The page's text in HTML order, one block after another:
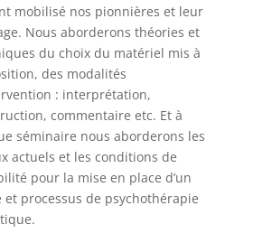
mobilisé nos pionnières et leur
Nous aborderons théories et
du choix du matériel mis à
des modalités
: interprétation,
commentaire etc. Et à
séminaire nous aborderons les
actuels et les conditions de
pour la mise en place d’un
et processus de psychothérapie